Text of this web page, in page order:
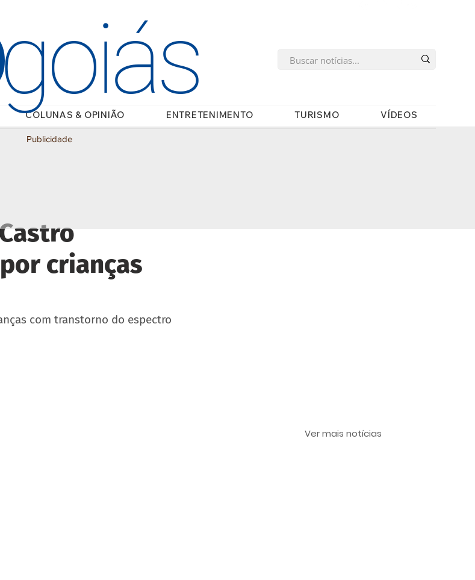
COLUNAS & OPINIÃO ENTRETENIMENTO TURISMO VÍDEOS
goiás
crianças
com transtorno do espectro
Publicidade
Ver mais notícias